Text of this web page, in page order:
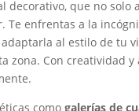
decorativo, que no
enfrentas a la
al estilo de tu
zona. Con creatividad
comogalerías de